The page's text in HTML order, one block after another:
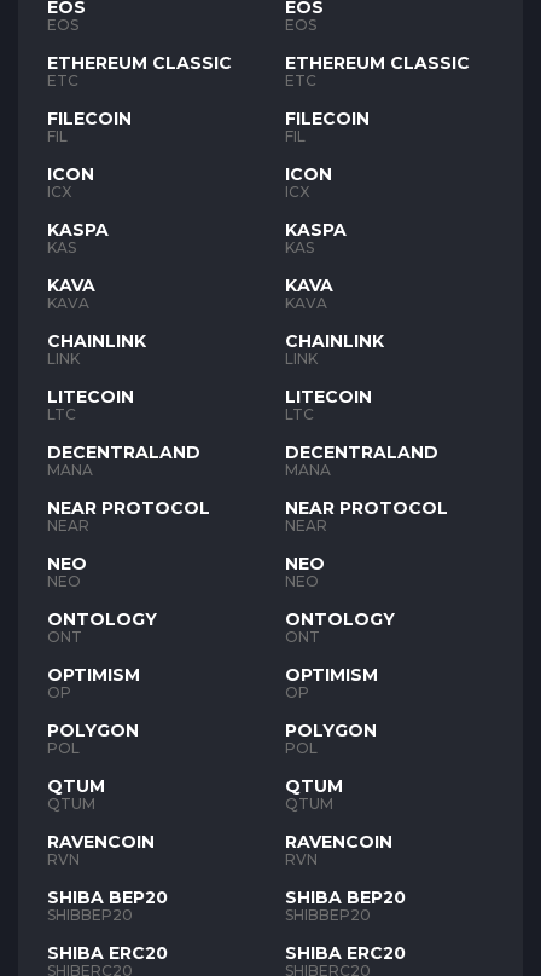
EOS
EOS
ETHEREUM CLASSIC
ETC
FILECOIN
FIL
ICON
ICX
KASPA
KAS
KAVA
KAVA
CHAINLINK
LINK
LITECOIN
LTC
DECENTRALAND
MANA
NEAR PROTOCOL
NEAR
NEO
NEO
ONTOLOGY
ONT
OPTIMISM
OP
POLYGON
POL
QTUM
QTUM
RAVENCOIN
RVN
SHIBA BEP20
SHIBBEP20
SHIBA ERC20
SHIBERC20
EOS
EOS
ETHEREUM CLASSIC
ETC
FILECOIN
FIL
ICON
ICX
KASPA
KAS
KAVA
KAVA
CHAINLINK
LINK
LITECOIN
LTC
DECENTRALAND
MANA
NEAR PROTOCOL
NEAR
NEO
NEO
ONTOLOGY
ONT
OPTIMISM
OP
POLYGON
POL
QTUM
QTUM
RAVENCOIN
RVN
SHIBA BEP20
SHIBBEP20
SHIBA ERC20
SHIBERC20